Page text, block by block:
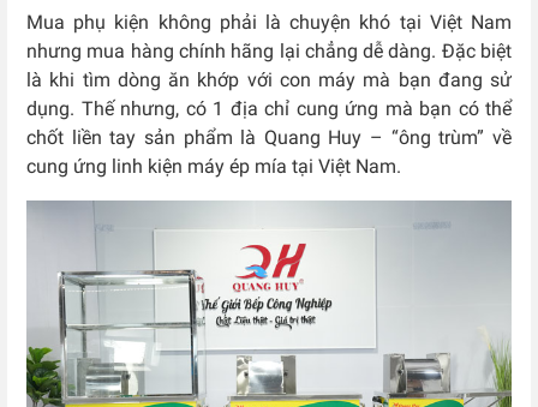
Mua phụ kiện không phải là chuyện khó tại Việt Nam
nhưng mua hàng chính hãng lại chẳng dễ dàng. Đặc biệt
là khi tìm dòng ăn khớp với con máy mà bạn đang sử
dụng. Thế nhưng, có 1 địa chỉ cung ứng mà bạn có thể
chốt liền tay sản phẩm là Quang Huy – “ông trùm” về
cung ứng linh kiện máy ép mía tại Việt Nam.